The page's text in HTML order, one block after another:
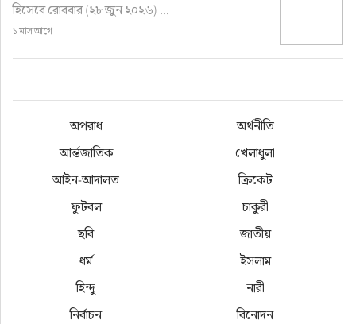
হিসেবে রোববার (২৮ জুন ২০২৬) ...
১ মাস আগে
অপরাধ
অর্থনীতি
আর্ন্তজাতিক
খেলাধুলা
আইন-আদালত
ক্রিকেট
ফুটবল
চাকুরী
ছবি
জাতীয়
ধর্ম
ইসলাম
হিন্দু
নারী
নির্বাচন
বিনোদন